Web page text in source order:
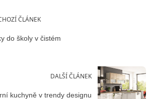
ČLÁNEK
do školy v čistém
DALŠÍ ČLÁNEK
kuchyně v trendy designu